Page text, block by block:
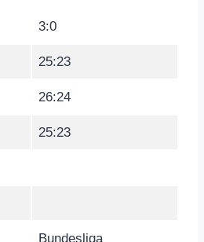
3:0
25:23
26:24
25:23
Bundesliga